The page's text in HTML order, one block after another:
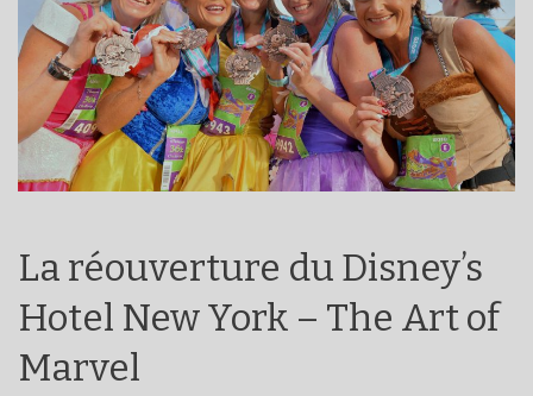
La réouverture du Disney’s
Hotel New York – The Art of
Marvel